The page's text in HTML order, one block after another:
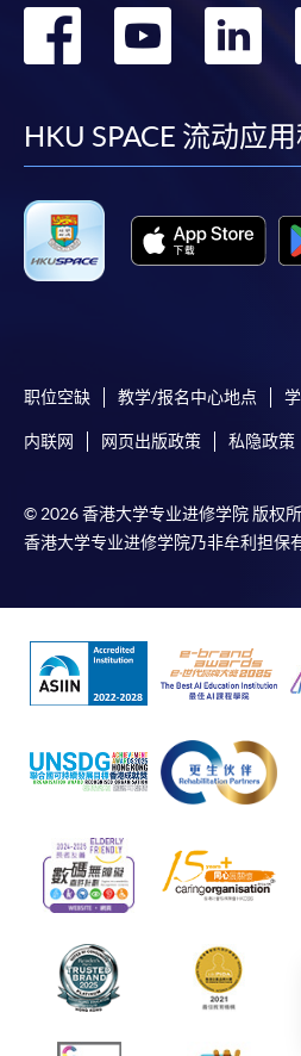
上足够邮资的回邮信封、连
每张收据申请费用为港币30
转
转
HKU SPACE 流动应
职位空缺 教学/报名中心地点
内联网 网页出版政策 私隐政策
© 2026 香港大学专业进修学院 版权
香港大学专业进修学院乃非牟利担保